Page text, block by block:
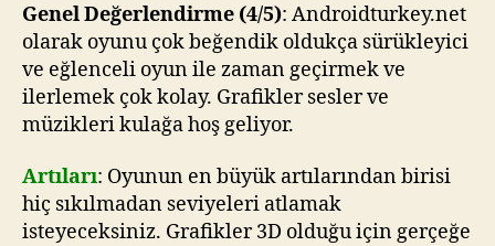
Genel Değerlendirme (4/5): Androidturkey.net
olarak oyunu çok beğendik oldukça sürükleyici
ve eğlenceli oyun ile zaman geçirmek ve
ilerlemek çok kolay. Grafikler sesler ve
müzikleri kulağa hoş geliyor.
Artıları: Oyunun en büyük artılarından birisi
hiç sıkılmadan seviyeleri atlamak
isteyeceksiniz. Grafikler 3D olduğu için gerçeğe